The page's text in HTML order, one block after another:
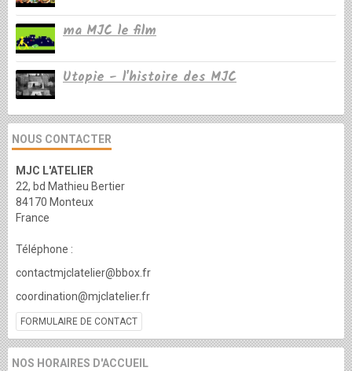
ma MJC le film
Utopie - l'histoire des MJC
NOUS CONTACTER
MJC L'ATELIER
22, bd Mathieu Bertier
84170 Monteux
France
Téléphone :
contactmjclatelier@bbox.fr
coordination@mjclatelier.fr
FORMULAIRE DE CONTACT
NOS HORAIRES D'ACCUEIL